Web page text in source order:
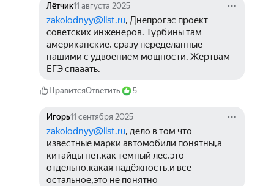
Лётчик11 августа 2025
zakolodnyy@list.ru, Днепрогэс проект
советских инженеров. Турбины там
американские, сразу переделанные
нашими с удвоением мощности. Жертвам
ЕГЭ спааать.
НравитсяОтветить 5
Игорь11 сентября 2025
zakolodnyy@list.ru, дело в том что
известные марки автомобили понятны,а
китайцы нет,как темный лес,это
отдельно,какая надёжность,и все
остальное,это не понятно